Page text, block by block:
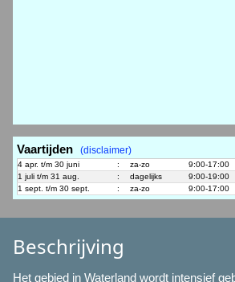
Vaartijden (disclaimer)
4 apr. t/m 30 juni : za-zo
9:00-17:00
1 juli t/m 31 aug.
: dagelijks
9:00-19:00
1 sept. t/m 30 sept.
: za-zo 9:00-17:00
Beschrijving
Het gebied in Waterland wordt intensief